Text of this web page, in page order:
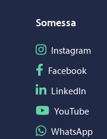
Somessa
Seuraa Instagram
Instagram
Seuraa Facebook
Facebook
Seuraa LinkedIn
LinkedIn
Seuraa YouTube
YouTube
Jaa WhatsApp
WhatsApp